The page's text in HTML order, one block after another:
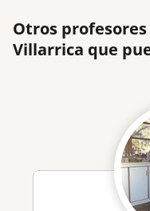
Otros
Villarrica que